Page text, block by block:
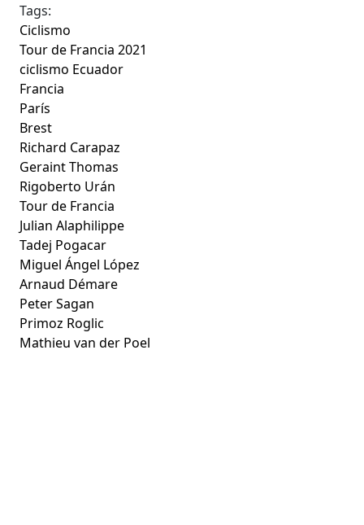
Tags:
Ciclismo
Tour de Francia 2021
ciclismo Ecuador
Francia
París
Brest
Richard Carapaz
Geraint Thomas
Rigoberto Urán
Tour de Francia
Julian Alaphilippe
Tadej Pogacar
Miguel Ángel López
Arnaud Démare
Peter Sagan
Primoz Roglic
Mathieu van der Poel